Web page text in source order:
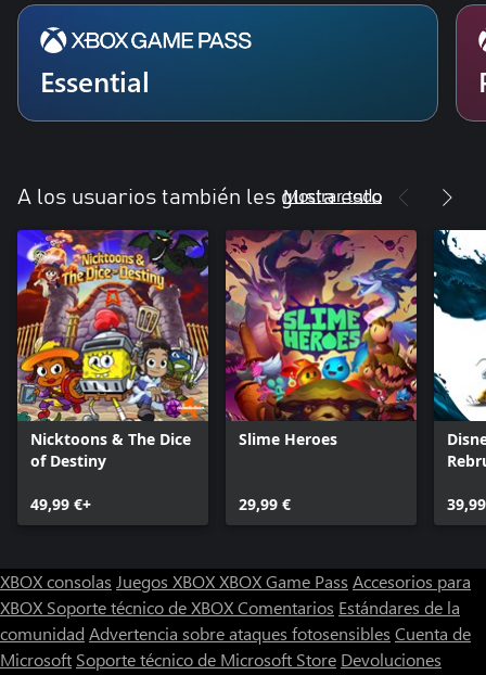
Essential
A los usuarios también les gusta esto
Mostrar todo
Nicktoons & The Dice
of Destiny
49,99 €+
Slime Heroes
29,99 €
XBOX consolas Juegos XBOXXBOX Game Pass Accesorios para
XBOX Soporte técnico de XBOXComentarios Estándares de la
comunidad Advertencia sobre ataques fotosensibles Cuenta de
Microsoft Soporte técnico de Microsoft Store Devoluciones